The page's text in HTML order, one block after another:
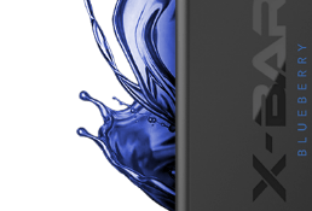
CONTATTACI
DOMANDE FREQUENTI
DIVENTA UN GROSSISTA X-BAR